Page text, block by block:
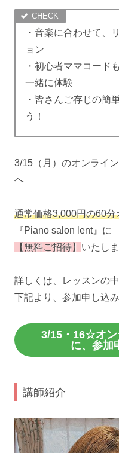
・音楽に合わせて、
ョン
・初心者ママコード
一緒に体験
・皆さんご存じの簡
う！
3/15（月）のオンライ
へ
通常価格3,000円の60
『Piano salon lent』に
【無料ご招待】 いたしま
詳しくは、レッスンの
下記より、参加申し込
3/15・16☆オン
に、参加
講師紹介